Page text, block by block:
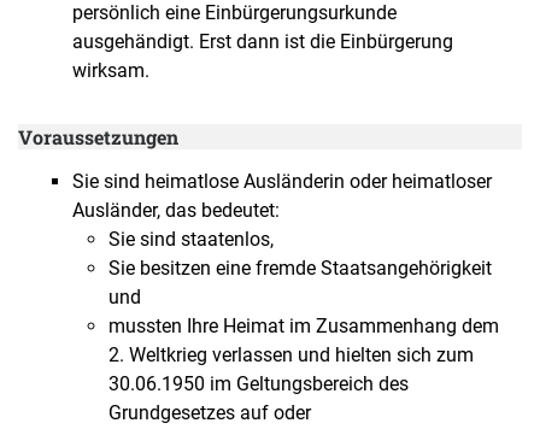
persönlich eine Einbürgerungsurkunde
ausgehändigt. Erst dann ist die Einbürgerung
wirksam.
Voraussetzungen
Sie sind heimatlose Ausländerin oder heimatloser
Ausländer, das bedeutet:
Sie sind staatenlos,
Sie besitzen eine fremde Staatsangehörigkeit
und
mussten Ihre Heimat im Zusammenhang dem
2. Weltkrieg verlassen und hielten sich zum
30.06.1950 im Geltungsbereich des
Grundgesetzes auf oder